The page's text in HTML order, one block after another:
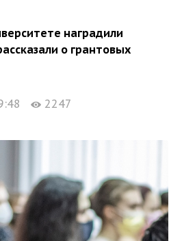
наградили
о грантовых
2247